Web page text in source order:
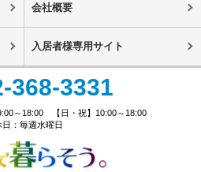
会社概要
入居者様専用サイト
368-3331
～18:00 【日・祝】10:00～18:00
日：毎週水曜日